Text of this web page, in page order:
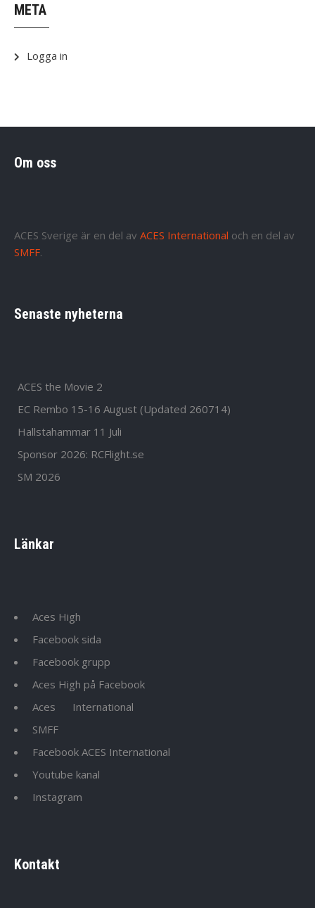
META
Logga in
Om oss
ACES Sverige är en del av ACES International och en del av
SMFF.
Senaste nyheterna
ACES the Movie 2
EC Rembo 15-16 August (Updated 260714)
Hallstahammar 11 Juli
Sponsor 2026: RCFlight.se
SM 2026
Länkar
Aces High
Facebook sida
Facebook grupp
Aces High på Facebook
Aces
International
SMFF
Facebook ACES International
Youtube kanal
Instagram
Kontakt